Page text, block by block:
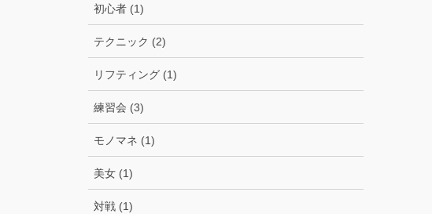
初心者 (1)
テクニック (2)
リフティング (1)
練習会 (3)
モノマネ (1)
美女 (1)
対戦 (1)